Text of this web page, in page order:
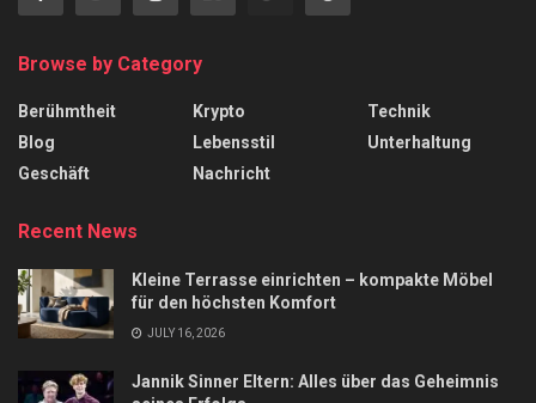
Browse by Category
Berühmtheit
Blog
Geschäft
Krypto
Lebensstil
Nachricht
Technik
Unterhaltung
Recent News
Kleine Terrasse einrichten – kompakte Möbel
für den höchsten Komfort
JULY 16, 2026
Jannik Sinner Eltern: Alles über das Geheimnis